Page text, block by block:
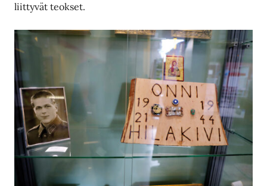
liittyvät teokset.